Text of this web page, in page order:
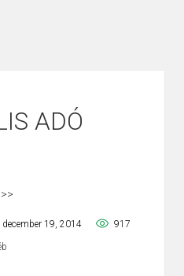
ADÓ
december 19, 2014 917